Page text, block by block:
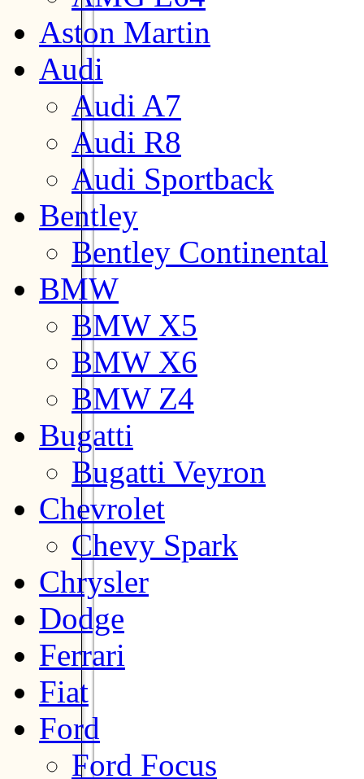
Aston Martin
Audi
Audi A7
Audi R8
Audi Sportback
Bentley
Bentley Continental
BMW
BMW X5
BMW X6
BMW Z4
Bugatti
Bugatti Veyron
Chevrolet
Chevy Spark
Chrysler
Dodge
Ferrari
Fiat
Ford
Ford Focus